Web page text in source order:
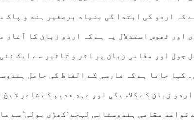
کہ اردو کی ابتدا کی بنیاد برصغیر ہند و پاک
اور ٹھوس استدلال یہ ہے کہ اردو زبان کا
جول اور مقامی زبان پر اثر و تاثیر سے ایک
کہا جاتا ہے کہ فارسی کے الفاظ کی حامل
قواعد مقامی ہندوستانی لہجے ‘کھڑی بولی‘ سے